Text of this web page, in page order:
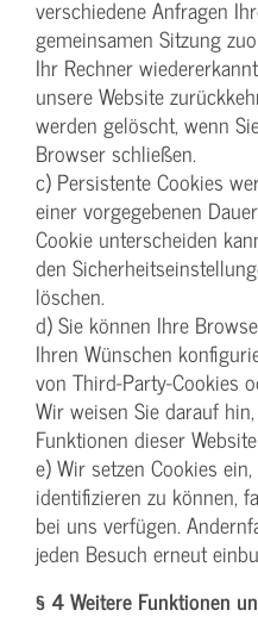
verschiedene Anfragen
gemeinsamen Sitzung
Ihr Rechner
unsere Website
werden gelöscht, wenn
Browser schließen.
c) Persistente Cookies
einer vorgegebenen
Cookie unterscheiden
den
löschen.
d) Sie können Ihre
Ihren Wünschen
von Third-Party-Cookies
Wir weisen Sie darauf
Funktionen dieser
e) Wir setzen Cookies
identifizieren zu können,
bei uns verfügen.
jeden Besuch erneut
§ 4 Weitere Funktionen